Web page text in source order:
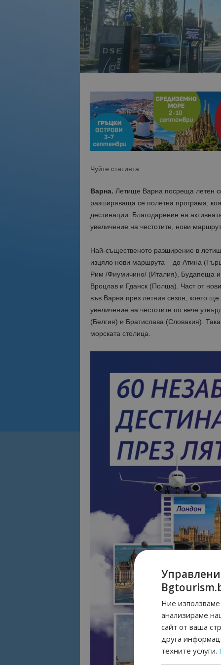
Чуйте статията:
Варна. Летище Варна посреща летен
разширяваща се полетна програма,
дестинации. Благодарение на
увеличение на честотите, нови
Най-същественото разширение в
изцяло нови маршрута – до Атина
Рим /Фиумичино/ (Италия), Будапеща
Вроцлав и Гданск (Полша). Част от
във Варна през летния сезон, което ще
увеличение на честотите по вече
(Белгия) и Братислава (Словакия).
морската столица.
Ние
анализираме
сайт от ваша
друга
техните услуги.